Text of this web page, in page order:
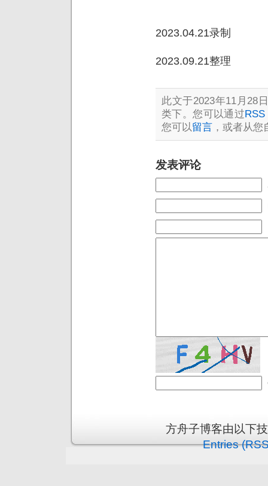
2023.04.21录制
2023.09.21整理
此文于2023年11月28
类下。您可以通过RSS
您可以留言 ，或者从
发表评论
方舟子博客由以下
Entries